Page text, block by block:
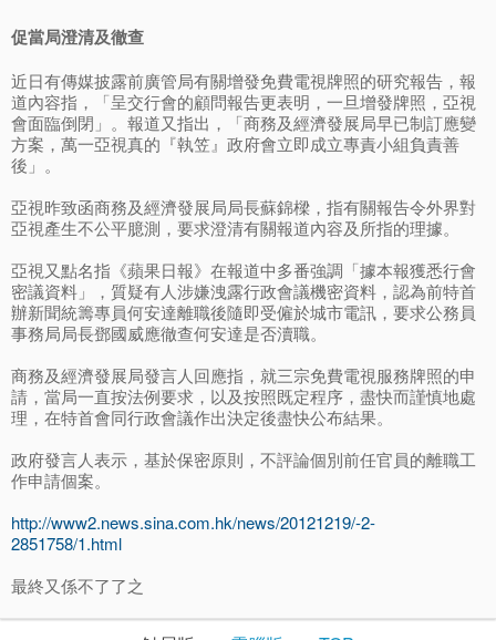
促當局澄清及徹查
近日有傳媒披露前廣管局有關增發免費電視牌照的研究報告，報
道內容指，「呈交行會的顧問報告更表明，一旦增發牌照，亞視
會面臨倒閉」。報道又指出，「商務及經濟發展局早已制訂應變
方案，萬一亞視真的『執笠』政府會立即成立專責小組負責善
後」。
亞視昨致函商務及經濟發展局局長蘇錦樑，指有關報告令外界對
亞視產生不公平臆測，要求澄清有關報道內容及所指的理據。
亞視又點名指《蘋果日報》在報道中多番強調「據本報獲悉行會
密議資料」，質疑有人涉嫌洩露行政會議機密資料，認為前特首
辦新聞統籌專員何安達離職後隨即受僱於城市電訊，要求公務員
事務局局長鄧國威應徹查何安達是否瀆職。
商務及經濟發展局發言人回應指，就三宗免費電視服務牌照的申
請，當局一直按法例要求，以及按照既定程序，盡快而謹慎地處
理，在特首會同行政會議作出決定後盡快公布結果。
政府發言人表示，基於保密原則，不評論個別前任官員的離職工
作申請個案。
http://www2.news.sina.com.hk/news/20121219/-2-
2851758/1.html
最終又係不了了之